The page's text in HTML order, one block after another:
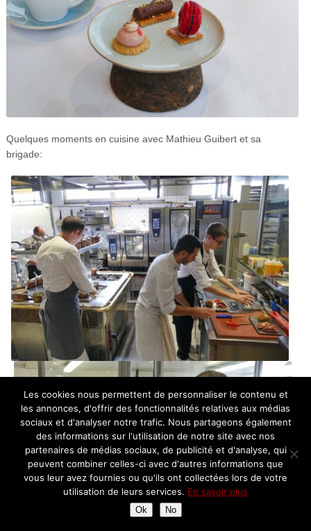
Quelques moments en cuisine avec Mathieu Guibert et sa
brigade:
Les cookies nous permettent de personnaliser le contenu et
les annonces, d'offrir des fonctionnalités relatives aux médias
sociaux et d'analyser notre trafic. Nous partageons également
des informations sur l'utilisation de notre site avec nos
partenaires de médias sociaux, de publicité et d'analyse, qui
peuvent combiner celles-ci avec d'autres informations que
vous leur avez fournies ou qu'ils ont collectées lors de votre
utilisation de leurs services. En savoir plus
Ok No